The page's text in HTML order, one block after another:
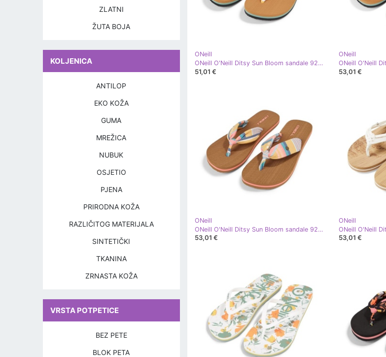
ONeill
ONeill O'Neill Ditsy Sun Bloom sandale 92800613238 japanke bijela
51,01 €
ONeill
53,01 €
ONeill
ONeill O'Neill Ditsy Sun Bloom sandale 92800613226 japanke ružičasta
53,01 €
ONeill
53,01 €
ZLATNI
ŽUTA BOJA
KOLJENICA
ANTILOP
EKO KOŽA
GUMA
MREŽICA
NUBUK
OSJETIO
PJENA
PRIRODNA KOŽA
RAZLIČITOG MATERIJALA
SINTETIČKI
TKANINA
ZRNASTA KOŽA
VRSTA POTPETICE
BEZ PETE
BLOK PETA